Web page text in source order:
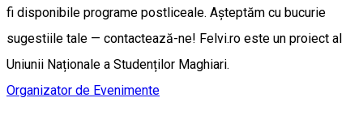
fi disponibile programe postliceale. Așteptăm cu bucurie
sugestiile tale — contactează-ne! Felvi.ro este un proiect al
Uniunii Naționale a Studenților Maghiari.
Organizator de Evenimente